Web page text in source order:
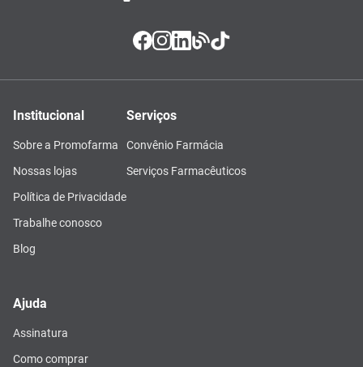
Institucional
Sobre a Promofarma
Nossas lojas
Política de Privacidade
Trabalhe conosco
Blog
Serviços
Convênio Farmácia
Serviços Farmacêuticos
Ajuda
Assinatura
Como comprar